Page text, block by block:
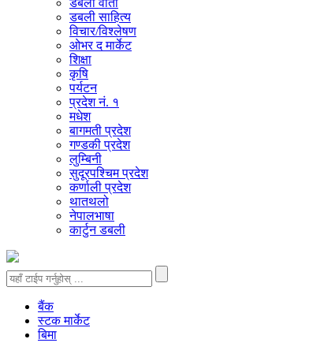
डबली वार्ता
डबली साहित्य
विचार/विश्‍लेषण
ओभर द मार्केट
शिक्षा
कृषि
पर्यटन
प्रदेश नं. १
मधेश
बागमती प्रदेश
गण्डकी प्रदेश
लुम्बिनी
सुदूरपश्चिम प्रदेश
कर्णाली प्रदेश
थातथलो
नेपालभाषा
कार्टुन डबली
बैंक
स्टक मार्केट
बिमा